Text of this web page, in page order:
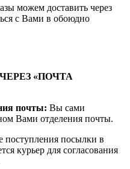
можем доставить через
с Вами в обоюдно
«ПОЧТА
почты: Вы сами
Вами отделения почты.
поступления посылки в
курьер для согласования